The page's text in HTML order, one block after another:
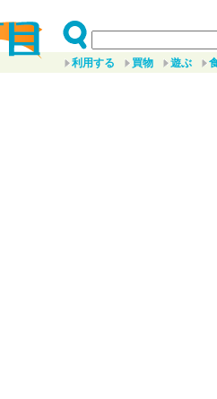
利用する 買物 遊ぶ